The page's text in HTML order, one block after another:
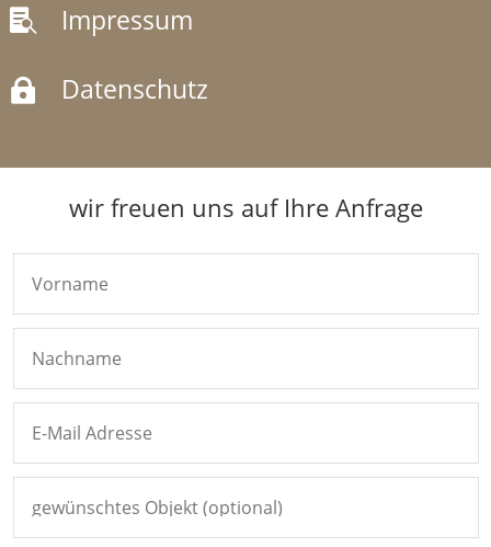
 Impressum
 Datenschutz
wir freuen uns auf Ihre Anfrage